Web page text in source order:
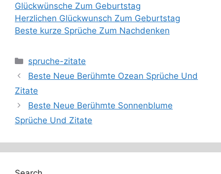
Glückwünsche Zum Geburtstag
Herzlichen Glückwunsch Zum Geburtstag
Beste kurze Sprüche Zum Nachdenken
Categories
spruche-zitate
Beste Neue Berühmte Ozean Sprüche Und
Zitate
Beste Neue Berühmte Sonnenblume
Sprüche Und Zitate